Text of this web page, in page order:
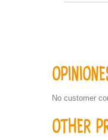
No customer
OTHER